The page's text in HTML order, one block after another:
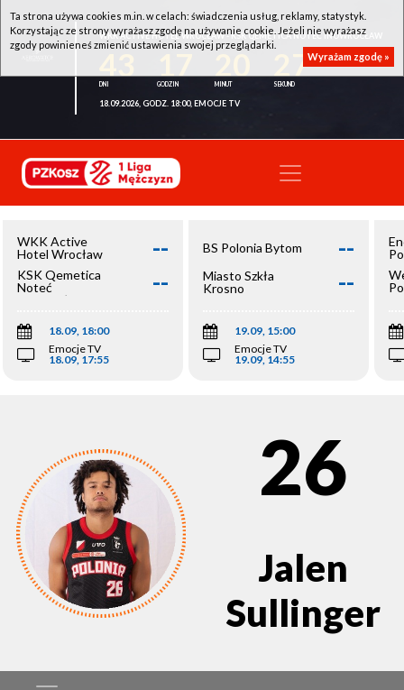
WKK ACTIVE HOTEL WROCŁAW - KSK QEMETICA NOTEĆ INOWROCŁAW
27
18.09.2026, GODZ. 18:00, EMOCJE TV
WKK Active
Hotel Wrocław
--
KSK Qemetica
Noteć
Inowrocław
--
18.09, 18:00
Emocje TV
18.09, 17:55
BS Polonia Bytom --
Miasto Szkła
Krosno
--
19.09, 15:00
Emocje TV
19.09, 14:55
26
Jalen
Sullinger
Ta strona używa cookies m.in. w celach: świadczenia usług, reklamy, statystyk.
Korzystając ze strony wyrażasz zgodę na używanie cookie. Jeżeli nie wyrażasz
zgody powinieneś zmienić ustawienia swojej przeglądarki.
Wyrażam zgodę »